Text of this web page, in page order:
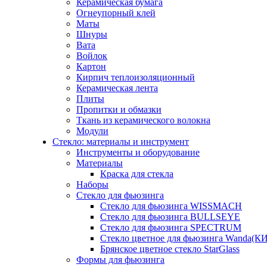
Керамическая бумага
Огнеупорный клей
Маты
Шнуры
Вата
Войлок
Картон
Кирпич теплоизоляционный
Керамическая лента
Плиты
Пропитки и обмазки
Ткань из керамического волокна
Модули
Стекло: материалы и инструмент
Инструменты и оборудование
Материалы
Краска для стекла
Наборы
Стекло для фьюзинга
Стекло для фьюзинга WISSMACH
Стекло для фьюзинга BULLSEYE
Стекло для фьюзинга SPECTRUM
Стекло цветное для фьюзинга
Брянское цветное стекло StarGlass
Формы для фьюзинга